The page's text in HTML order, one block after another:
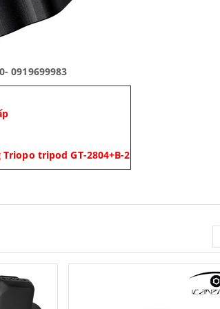
0919699983
tripod GT-2804+B-2